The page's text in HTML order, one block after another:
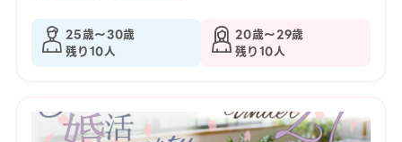
25歳〜30歳
残り10人
20歳〜29歳
残り10人